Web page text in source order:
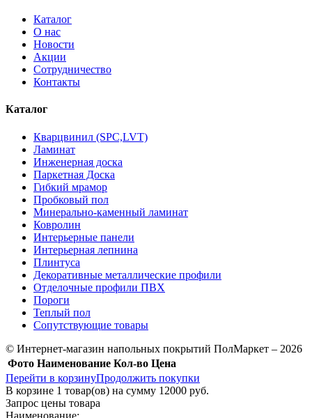
Каталог
О нас
Новости
Акции
Сотрудничество
Контакты
Каталог
Кварцвинил (SPC,LVT)
Ламинат
Инженерная доска
Паркетная Доска
Гибкий мрамор
Пробковый пол
Минерально-каменный ламинат
Ковролин
Интерьерные панели
Интерьерная лепнина
Плинтуса
Декоративные металлические профили
Отделочные профили ПВХ
Пороги
Теплый пол
Сопутствующие товары
© Интернет-магазин напольных покрытий ПолМаркет – 2026
Фото Наименование Кол-во Цена
Перейти в корзинуПродолжить покупки
В корзине 1 товар(ов) на сумму 12000 руб.
Запрос цены товара
Наименование: